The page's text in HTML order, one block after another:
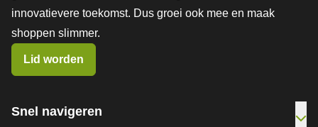
innovatievere toekomst. Dus groei ook mee en maak
shoppen slimmer.
Lid worden
Snel navigeren